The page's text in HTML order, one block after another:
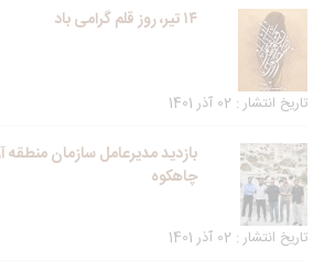
۱۴ تیر، روز قلم گرامی باد
تاریخ انتشار : 02 آذر 1401
بازدید مدیرعامل سازمان منطقه
چاهکوه
تاریخ انتشار : 02 آذر 1401